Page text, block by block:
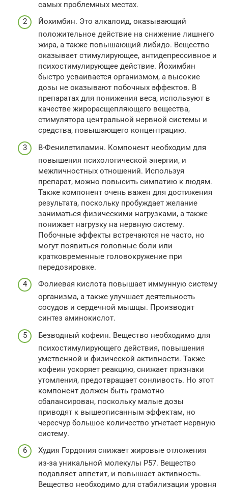
самых проблемных местах.
Йохимбин. Это алкалоид, оказывающий
положительное действие на снижение лишнего
жира, а также повышающий либидо. Вещество
оказывает стимулирующее, антидепрессивное и
психостимулирующее действие. Йохимбин
быстро усваивается организмом, а высокие
дозы не оказывают побочных эффектов. В
препаратах для понижения веса, используют в
качестве жирорасщепляющего вещества,
стимулятора центральной нервной системы и
средства, повышающего концентрацию.
В-Фенилэтиламин. Компонент необходим для
повышения психологической энергии, и
межличностных отношений. Используя
препарат, можно повысить симпатию к людям.
Также компонент очень важен для достижения
результата, поскольку пробуждает желание
заниматься физическими нагрузками, а также
понижает нагрузку на нервную систему.
Побочные эффекты встречаются не часто, но
могут появиться головные боли или
кратковременные головокружение при
передозировке.
Фолиевая кислота повышает иммунную систему
организма, а также улучшает деятельность
сосудов и сердечной мышцы. Производит
синтез аминокислот.
Безводный кофеин. Вещество необходимо для
психостимулирующего действия, повышения
умственной и физической активности. Также
кофеин ускоряет реакцию, снижает признаки
утомления, предотвращает сонливость. Но этот
компонент должен быть грамотно
сбалансирован, поскольку малые дозы
приводят к вышеописанным эффектам, но
чересчур большое количество угнетает нервную
систему.
Худия Гордония снижает жировые отложения
из-за уникальной молекулы Р57. Вещество
подавляет аппетит, и повышает активность.
Вещество необходимо для стабилизации уровня